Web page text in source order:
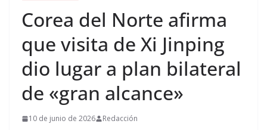
Corea del Norte afirma
que visita de Xi Jinping
dio lugar a plan bilateral
de «gran alcance»
10 de junio de 2026 Redacción